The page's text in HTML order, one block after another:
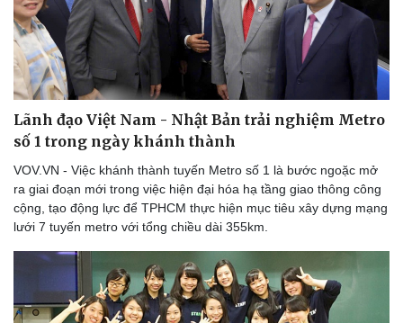
Lãnh đạo Việt Nam - Nhật Bản trải nghiệm Metro
số 1 trong ngày khánh thành
VOV.VN - Việc khánh thành tuyến Metro số 1 là bước ngoặc mở
ra giai đoạn mới trong việc hiện đại hóa hạ tầng giao thông công
cộng, tạo động lực để TPHCM thực hiện mục tiêu xây dựng mạng
lưới 7 tuyến metro với tổng chiều dài 355km.